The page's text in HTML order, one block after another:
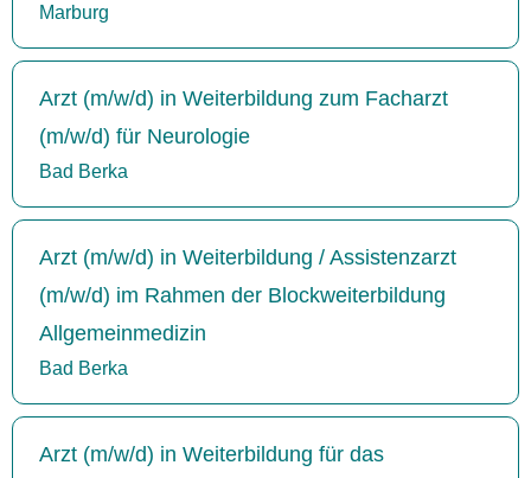
Marburg
Arzt (m/w/d) in Weiterbildung zum Facharzt
(m/w/d) für Neurologie
Bad Berka
Arzt (m/w/d) in Weiterbildung / Assistenzarzt
(m/w/d) im Rahmen der Blockweiterbildung
Allgemeinmedizin
Bad Berka
Arzt (m/w/d) in Weiterbildung für das